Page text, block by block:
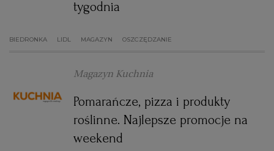
tygodnia
BIEDRONKA LIDL MAGAZYN OSZCZĘDZANIE
Magazyn Kuchnia
Pomarańcze, pizza i produkty
roślinne. Najlepsze promocje na
weekend